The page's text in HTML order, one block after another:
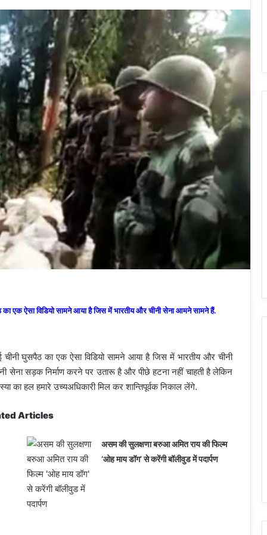
एक ऐसा विडियो सामने आया है जिस में भारतीय और चीनी सेना आमने सामने हैं.
घुसपैठ का एक ऐसा विडियो सामने आया है जिस में भारतीय और चीनी
सेना सड़क निर्माण करने पर उतारू है और पीछे हटना नहीं चाहती है लेकिन
का हल हमारे उच्यअधिकारी मिल कर शान्तिपूर्वक निकाल लेंगे.
Articles
असम की सुलक्षणा बरुआ अमित राय की फिल्म
‘ओह माय डॉग’ से करेंगी बॉलीवुड में पदार्पण